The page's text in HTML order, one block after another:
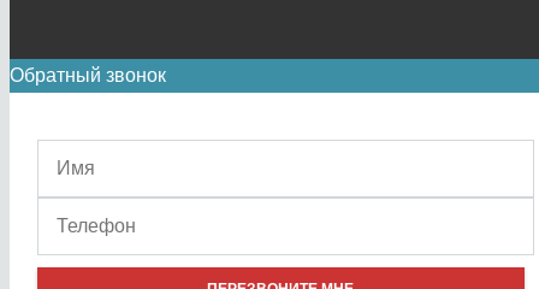
Обратный звонок